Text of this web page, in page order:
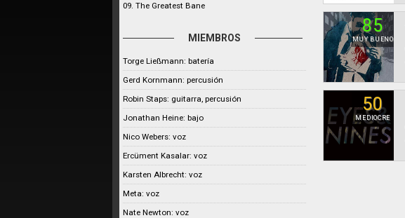
09. The Greatest Bane
MIEMBROS
Torge Ließmann: batería
Gerd Kornmann: percusión
Robin Staps: guitarra, percusión
Jonathan Heine: bajo
Nico Webers: voz
Ercüment Kasalar: voz
Karsten Albrecht: voz
Meta: voz
Nate Newton: voz
85
MUY BUENO
50
MEDIOCRE